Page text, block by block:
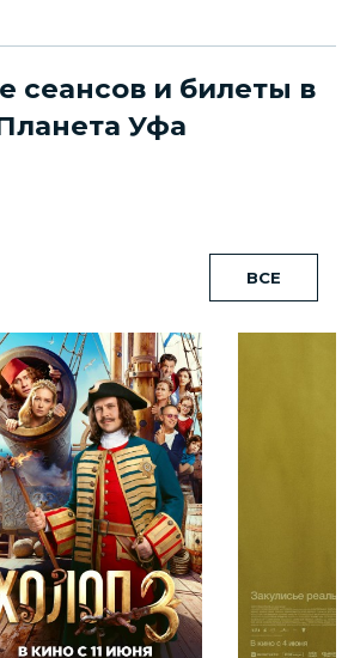
сеансов и билеты в
Уфа
ВСЕ